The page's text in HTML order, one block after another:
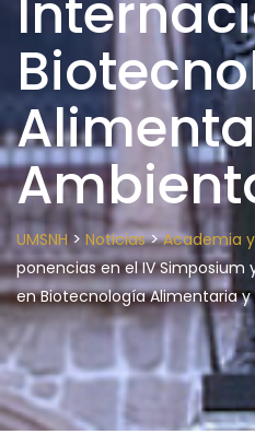
UMSNH > Noticias>Academia
ponencias en el IV Simposium
en Biotecnología Alimentaria